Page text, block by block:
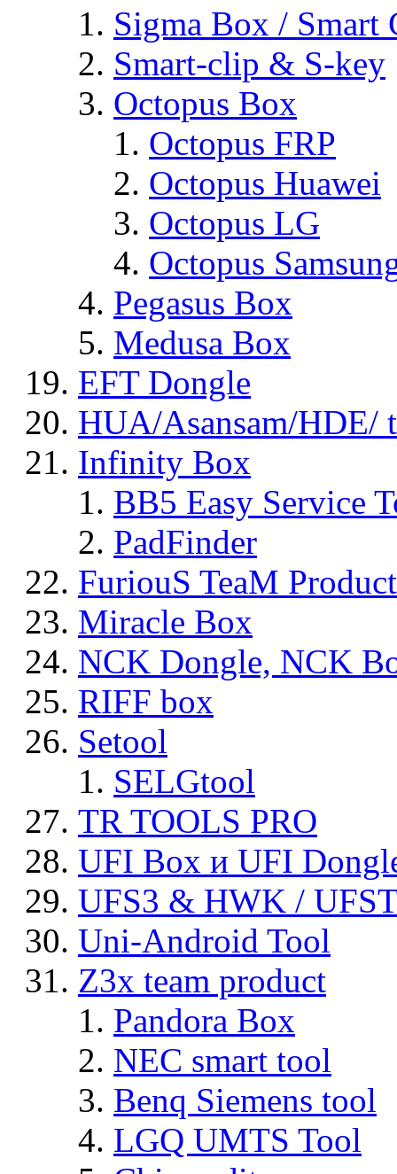
Sigma Box / Smart
Smart-clip & S-key
Octopus Box
Octopus FRP
Octopus Huawei
Octopus LG
Octopus
Pegasus Box
Medusa Box
EFT Dongle
HUA/Asansam/HDE/
Infinity Box
BB5 Easy Service
PadFinder
FuriouS TeaM
Miracle Box
NCK Dongle, NCK
RIFF box
Setool
SELGtool
TR TOOLS PRO
UFI Box и UFI
UFS3 & HWK /
Uni-Android Tool
Z3x team product
Pandora Box
NEC smart tool
Benq Siemens tool
LGQ UMTS Tool